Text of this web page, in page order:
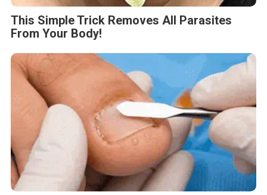
This Simple Trick Removes All Parasites
From Your Body!